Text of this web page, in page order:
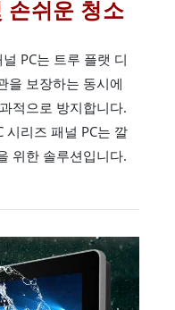
손쉬운 청소
PC는 트루 플랫 디
을 보장하는 동시에
적으로 방지합니다.
시리즈 패널 PC는 깔
위한 솔루션입니다.